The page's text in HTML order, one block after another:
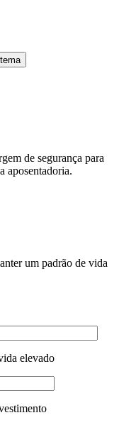
de segurança para
aposentadoria.
um padrão de vida
elevado